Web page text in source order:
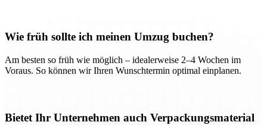
Wie früh sollte ich meinen Umzug buchen?
Am besten so früh wie möglich – idealerweise 2–4 Wochen im
Voraus. So können wir Ihren Wunschtermin optimal einplanen.
Bietet Ihr Unternehmen auch Verpackungsmaterial